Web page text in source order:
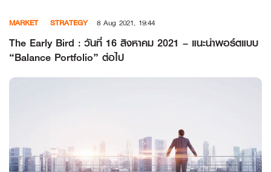
content
MARKET STRATEGY 8 Aug 2021, 19:44
The Early Bird : วันที่ 16 สิงหาคม 2021 – แนะนำพอร์ตแบบ
“Balance Portfolio” ต่อไป